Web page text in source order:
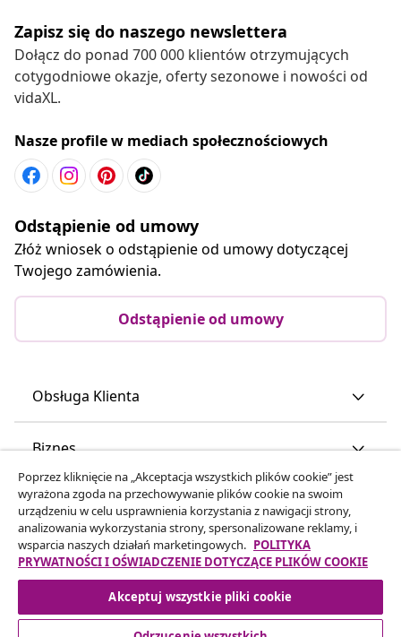
Zapisz się do naszego newslettera
Dołącz do ponad 700 000 klientów otrzymujących
cotygodniowe okazje, oferty sezonowe i nowości od
vidaXL.
Nasze profile w mediach społecznościowych
Odstąpienie od umowy
Złóż wniosek o odstąpienie od umowy dotyczącej
Twojego zamówienia.
Odstąpienie od umowy
Obsługa Klienta
Biznes
vidaXL
Odkryj więcej
Poprzez kliknięcie na „Akceptacja wszystkich plików cookie” jest
wyrażona zgoda na przechowywanie plików cookie na swoim
urządzeniu w celu usprawnienia korzystania z nawigacji strony,
analizowania wykorzystania strony, spersonalizowane reklamy, i
wsparcia naszych działań marketingowych. POLITYKA
PRYWATNOŚCI I OŚWIADCZENIE DOTYCZĄCE PLIKÓW COOKIE
Akceptuj wszystkie pliki cookie